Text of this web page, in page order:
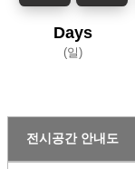
Days
일
전시공간 안내도